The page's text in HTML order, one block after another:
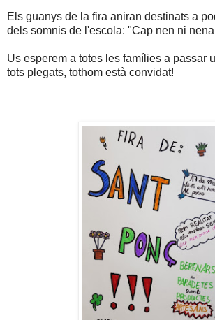
Els guanys de la fira aniran destinats a
dels somnis de l'escola: "Cap nen ni
Us esperem a totes les famílies a passar
tots plegats, tothom està convidat!